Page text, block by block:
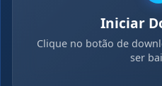
Iniciar
Clique no botão de
ser